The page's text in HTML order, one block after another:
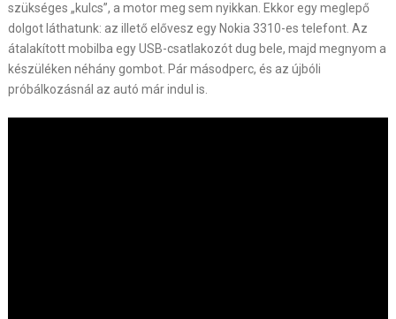
szükséges „kulcs”, a motor meg sem nyikkan. Ekkor egy meglepő
dolgot láthatunk: az illető elővesz egy Nokia 3310-es telefont. Az
átalakított mobilba egy USB-csatlakozót dug bele, majd megnyom a
készüléken néhány gombot. Pár másodperc, és az újbóli
próbálkozásnál az autó már indul is.